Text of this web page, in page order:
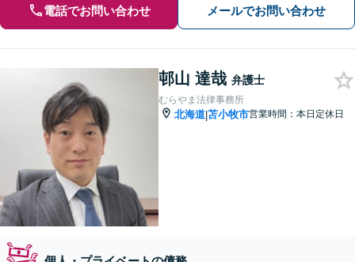
電話でお問い合わせ メールでお問い合わせ
邨山 達哉 弁護士
むらやま法律事務所
北海道|苫小牧市営業時間：本日定休日